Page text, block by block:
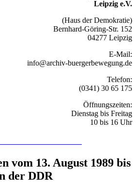
Leipzig e.V.
(Haus der Demokratie)
Bernhard-Göring-Str. 152
04277 Leipzig
E-Mail:
info@archiv-buergerbewegung.de
Telefon:
(0341) 30 65 175
Öffnungszeiten:
Dienstag bis Freitag
10 bis 16 Uhr
vom 13. August 1989 bis
der DDR